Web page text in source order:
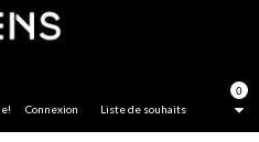
0
Liste de souhaits
Connexion